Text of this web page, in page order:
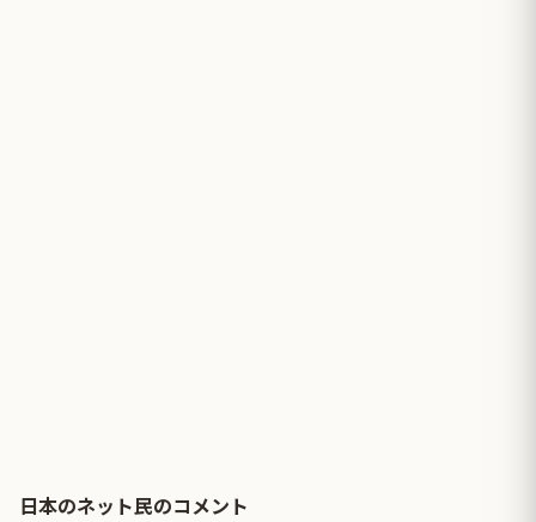
日本のネット民のコメント